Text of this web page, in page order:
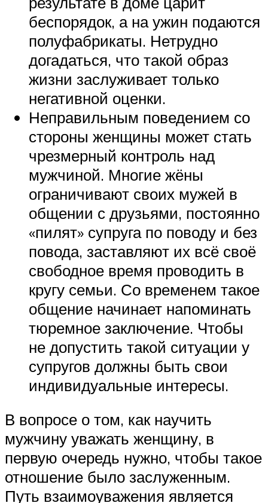
беспорядок, а на ужин подаются
полуфабрикаты. Нетрудно
догадаться, что такой образ
жизни заслуживает только
негативной оценки.
Неправильным поведением со
стороны женщины может стать
чрезмерный контроль над
мужчиной. Многие жёны
ограничивают своих мужей в
общении с друзьями, постоянно
«пилят» супруга по поводу и без
повода, заставляют их всё своё
свободное время проводить в
кругу семьи. Со временем такое
общение начинает напоминать
тюремное заключение. Чтобы
не допустить такой ситуации у
супругов должны быть свои
индивидуальные интересы.
В вопросе о том, как научить
мужчину уважать женщину, в
первую очередь нужно, чтобы такое
отношение было заслуженным.
Путь взаимоуважения является